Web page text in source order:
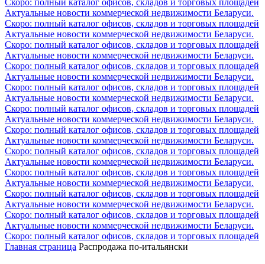
Актуальные новости коммерческой недвижимости Беларуси.
Скоро: полный каталог офисов, складов и торговых площадей
Актуальные новости коммерческой недвижимости Беларуси.
Скоро: полный каталог офисов, складов и торговых площадей
Актуальные новости коммерческой недвижимости Беларуси.
Скоро: полный каталог офисов, складов и торговых площадей
Актуальные новости коммерческой недвижимости Беларуси.
Скоро: полный каталог офисов, складов и торговых площадей
Актуальные новости коммерческой недвижимости Беларуси.
Скоро: полный каталог офисов, складов и торговых площадей
Актуальные новости коммерческой недвижимости Беларуси.
Скоро: полный каталог офисов, складов и торговых площадей
Актуальные новости коммерческой недвижимости Беларуси.
Скоро: полный каталог офисов, складов и торговых площадей
Актуальные новости коммерческой недвижимости Беларуси.
Скоро: полный каталог офисов, складов и торговых площадей
Актуальные новости коммерческой недвижимости Беларуси.
Скоро: полный каталог офисов, складов и торговых площадей
Актуальные новости коммерческой недвижимости Беларуси.
Скоро: полный каталог офисов, складов и торговых площадей
Актуальные новости коммерческой недвижимости Беларуси.
Скоро: полный каталог офисов, складов и торговых площадей
Главная страница Распродажа по-итальянски